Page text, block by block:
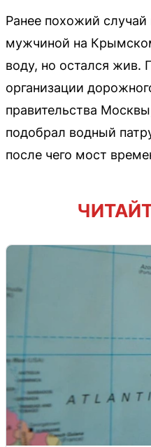
Ранее похожий
мужчиной на
воду, но остался жив.
организации
правительства
подобрал водный
после чего мост